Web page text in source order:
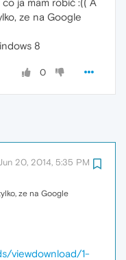
ze na Google
8
0
20, 2014, 5:35 PM
ze na Google
viewdownload/1-